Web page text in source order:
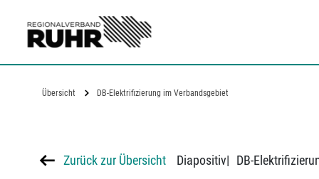
Übersicht DB-Elektrifizierung im Verbandsgebiet
Zurück zur Übersicht Diapositiv| DB-